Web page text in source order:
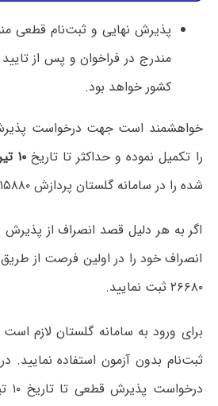
پذیرش نهایی و ثبت‌نام قطعی
مندرج در فراخوان و پس از
کشور خواهد بود.
خواهشمند است جهت درخواست
را تکمیل نموده و حداکثر تا تاریخ۱۰ تیر ۱۴۰۲
شده را در سامانه گلستان پردازش ۱۵۸۸۰ آپلود نمایید.
اگر به هر دلیل قصد انصراف از پذیرش
انصراف خود را در اولین فرصت از
۲۶۶۸۰ ثبت نمایید.
برای ورود به سامانه گلستان لازم است
ثبت‌نام بدون آزمون استفاده نمایید.